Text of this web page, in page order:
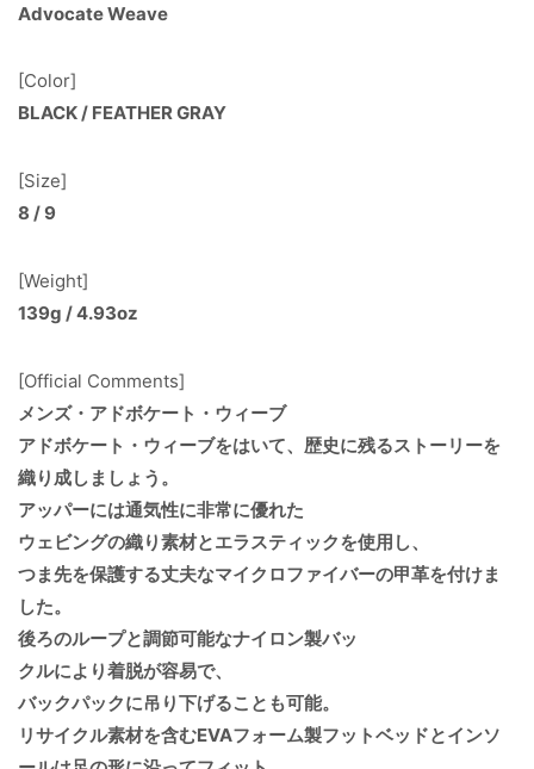
Advocate Weave
[Color]
BLACK / FEATHER GRAY
[Size]
8 / 9
[Weight]
139g / 4.93oz
[Official Comments]
メンズ・アドボケート・ウィーブ
アドボケート・ウィーブをはいて、歴史に残るストーリーを
織り成しましょう。
アッパーには通気性に非常に優れた
ウェビングの織り素材とエラスティックを使用し、
つま先を保護する丈夫なマイクロファイバーの甲革を付けま
した。
後ろのループと調節可能なナイロン製バッ
クルにより着脱が容易で、
バックパックに吊り下げることも可能。
リサイクル素材を含むEVAフォーム製フットベッドとインソ